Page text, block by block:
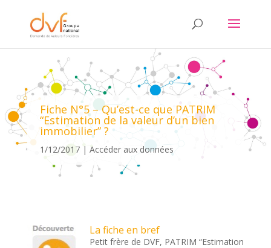
Fiche N°5 – Qu’est-ce que PATRIM
“Estimation de la valeur d’un bien
immobilier” ?
1/12/2017 Accéder aux données
La fiche en bref
Petit frère de DVF, PATRIM “Estimation